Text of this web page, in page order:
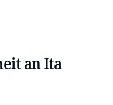
an Ita